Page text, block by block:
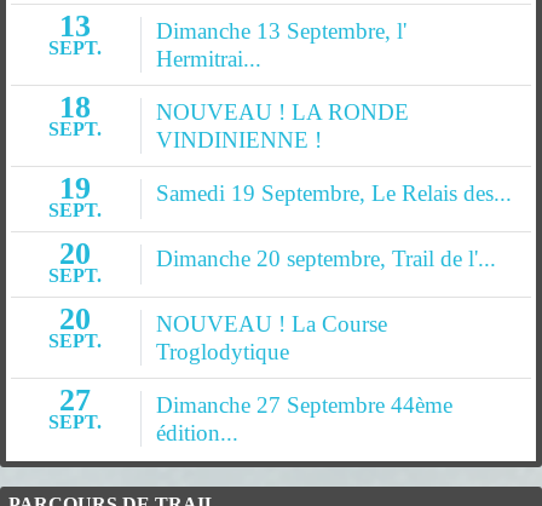
13
SEPT.
Dimanche 13 Septembre, l'
Hermitrai...
18
SEPT.
NOUVEAU ! LA RONDE
VINDINIENNE !
19
SEPT.
Samedi 19 Septembre, Le Relais des...
20
SEPT.
Dimanche 20 septembre, Trail de l'...
20
SEPT.
NOUVEAU ! La Course
Troglodytique
27
SEPT.
Dimanche 27 Septembre 44ème
édition...